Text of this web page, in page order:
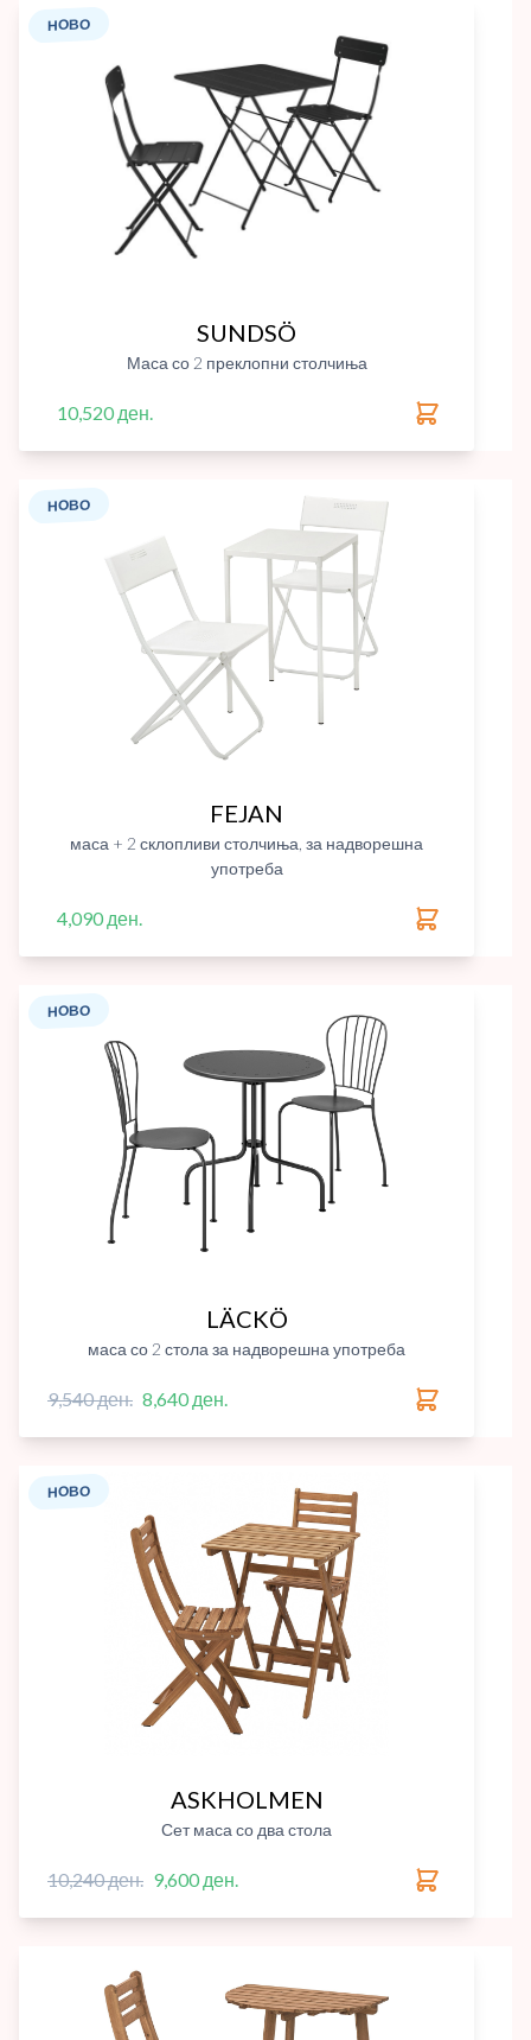
НОВО
SUNDSÖ
Маса со 2 преклопни столчиња
10,520 ден.
НОВО
FEJAN
маса + 2 склопливи столчиња, за надворешна
употреба
4,090 ден.
НОВО
LÄCKÖ
маса со 2 стола за надворешна употреба
9,540 ден. 8,640 ден.
НОВО
ASKHOLMEN
Сет маса со два стола
10,240 ден. 9,600 ден.